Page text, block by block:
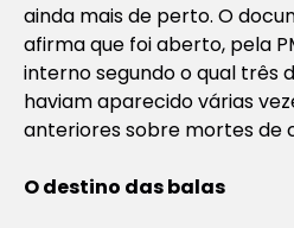
ainda mais de perto. O
afirma que foi aberto, pela
interno segundo o qual três
haviam aparecido várias
anteriores sobre mortes de
O destino das balas